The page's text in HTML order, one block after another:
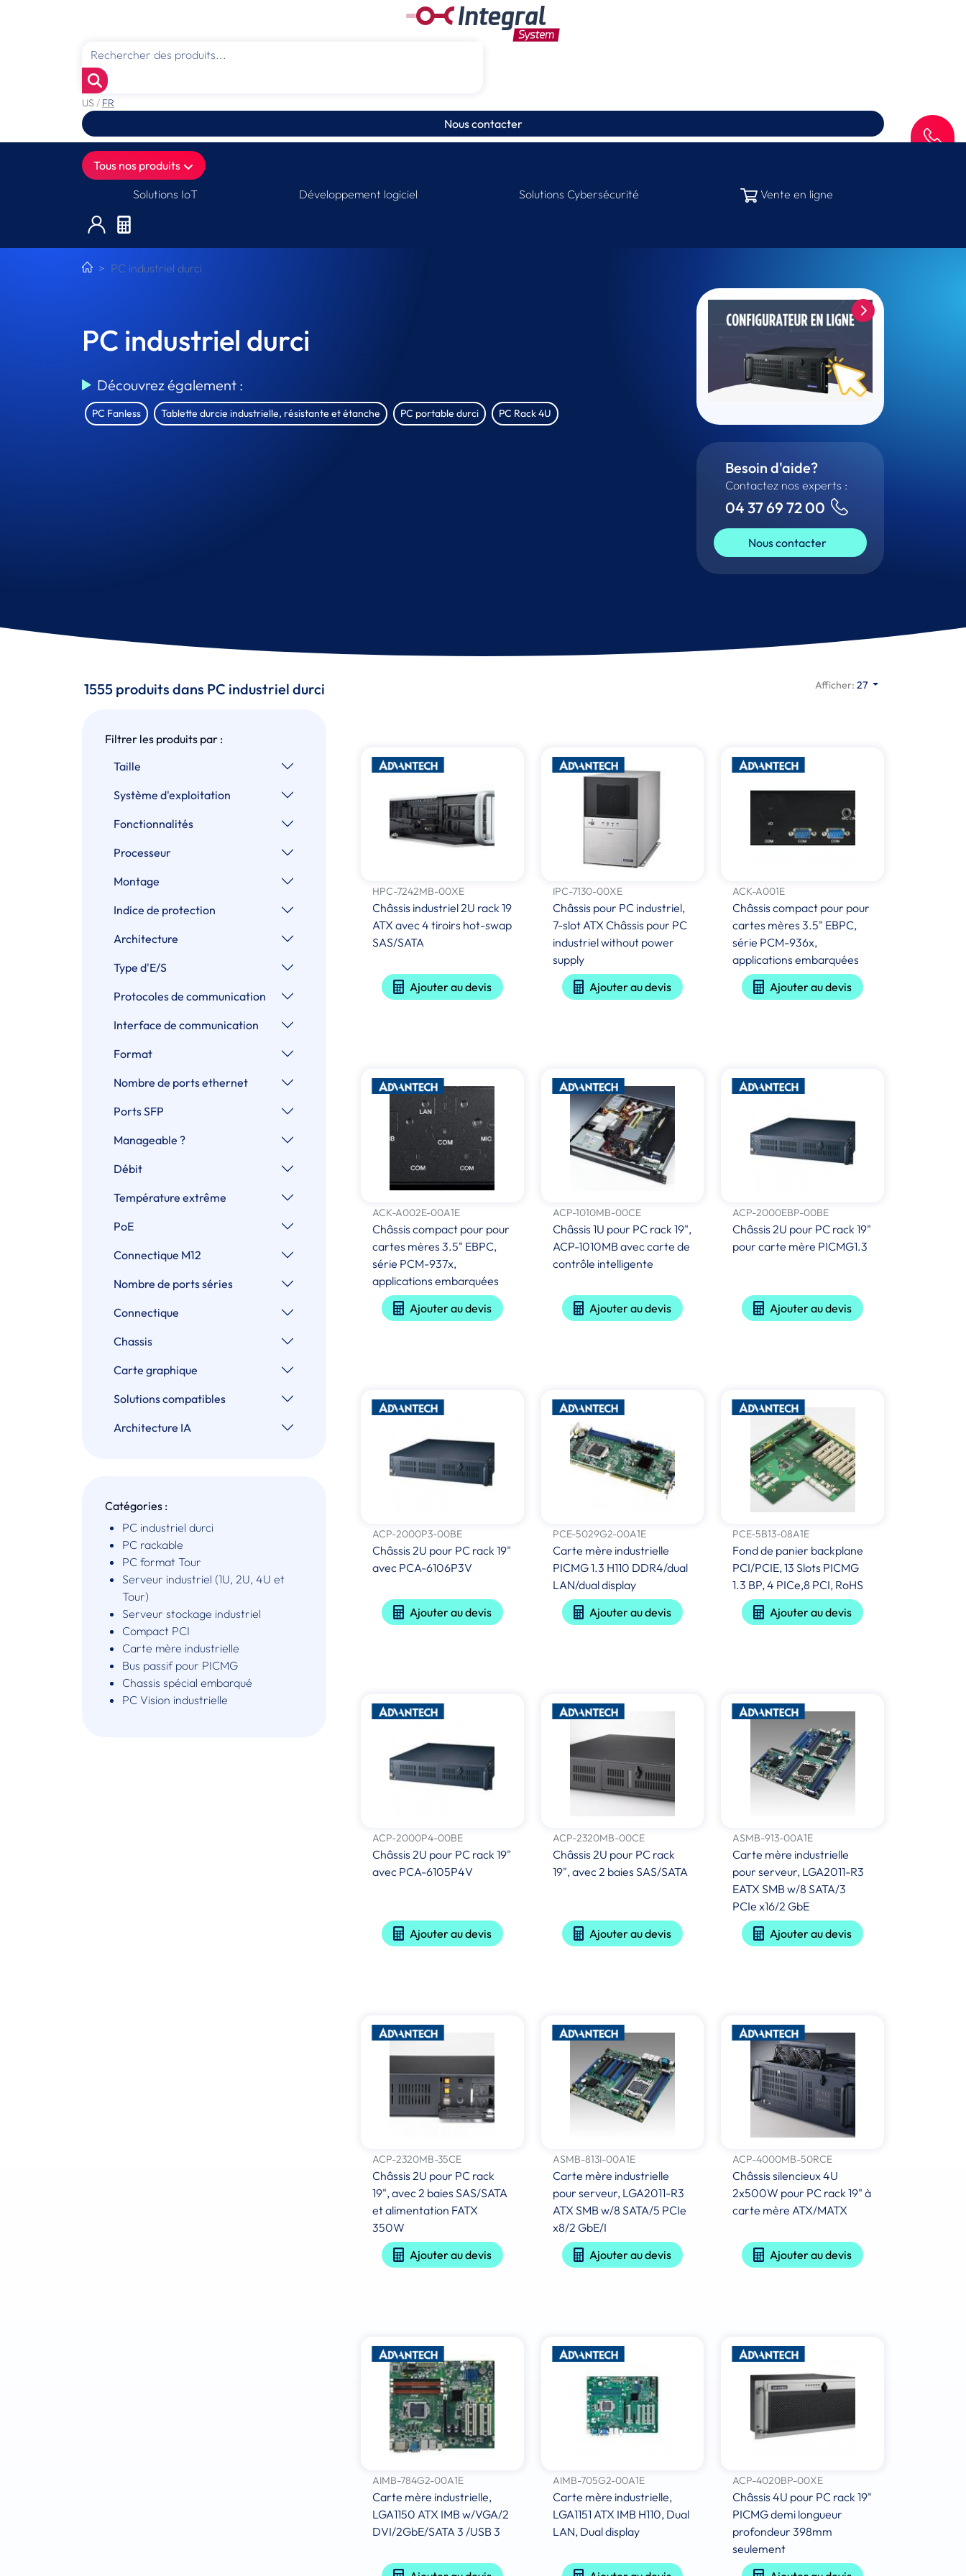
US / FR
Nous contacter
Tous nos produits
Solutions IoT Développement logiciel Solutions Cybersécurité Vente en ligne
PC industriel durci
Besoin d'aide?
Contactez nos experts :
04 37 69 72 00
Nous contacter
PC industriel durci
Découvrez également :
PC Fanless Tablette durcie industrielle, résistante et étanche PC portable durci PC Rack 4U
1555 produits dans PC industriel durci
Filtrer les produits par :
Taille
Système d'exploitation
Fonctionnalités
Processeur
Montage
Indice de protection
Architecture
Type d'E/S
Protocoles de communication
Interface de communication
Format
Nombre de ports ethernet
Ports SFP
Manageable ?
Débit
Température extrême
PoE
Connectique M12
Nombre de ports séries
Connectique
Chassis
Carte graphique
Solutions compatibles
Architecture IA
Catégories :
PC industriel durci
PC rackable
PC format Tour
Serveur industriel (1U, 2U, 4U et
Tour)
Serveur stockage industriel
Compact PCI
Carte mère industrielle
Bus passif pour PICMG
Chassis spécial embarqué
PC Vision industrielle
Afficher:27
HPC-7242MB-00XE
Châssis industriel 2U rack 19
ATX avec 4 tiroirs hot-swap
SAS/SATA
Ajouter au devis
IPC-7130-00XE
Châssis pour PC industriel,
7-slot ATX Châssis pour PC
industriel without power
supply
Ajouter au devis
ACK-A001E
Châssis compact pour pour
cartes mères 3.5" EBPC,
série PCM-936x,
applications embarquées
Ajouter au devis
ACK-A002E-00A1E
Châssis compact pour pour
cartes mères 3.5" EBPC,
série PCM-937x,
applications embarquées
Ajouter au devis
ACP-1010MB-00CE
Châssis 1U pour PC rack 19",
ACP-1010MB avec carte de
contrôle intelligente
Ajouter au devis
ACP-2000EBP-00BE
Châssis 2U pour PC rack 19"
pour carte mère PICMG1.3
Ajouter au devis
ACP-2000P3-00BE
Châssis 2U pour PC rack 19"
avec PCA-6106P3V
Ajouter au devis
PCE-5029G2-00A1E
Carte mère industrielle
PICMG 1.3 H110 DDR4/dual
LAN/dual display
Ajouter au devis
PCE-5B13-08A1E
Fond de panier backplane
PCI/PCIE, 13 Slots PICMG
1.3 BP, 4 PICe,8 PCI, RoHS
Ajouter au devis
ACP-2000P4-00BE
Châssis 2U pour PC rack 19"
avec PCA-6105P4V
Ajouter au devis
ACP-2320MB-00CE
Châssis 2U pour PC rack
19", avec 2 baies SAS/SATA
Ajouter au devis
ASMB-913-00A1E
Carte mère industrielle
pour serveur, LGA2011-R3
EATX SMB w/8 SATA/3
PCIe x16/2 GbE
Ajouter au devis
ACP-2320MB-35CE
Châssis 2U pour PC rack
19", avec 2 baies SAS/SATA
et alimentation FATX
350W
Ajouter au devis
ASMB-813I-00A1E
Carte mère industrielle
pour serveur, LGA2011-R3
ATX SMB w/8 SATA/5 PCIe
x8/2 GbE/I
Ajouter au devis
ACP-4000MB-50RCE
Châssis silencieux 4U
2x500W pour PC rack 19" à
carte mère ATX/MATX
Ajouter au devis
AIMB-784G2-00A1E
Carte mère industrielle,
LGA1150 ATX IMB w/VGA/2
DVI/2GbE/SATA 3 /USB 3
AIMB-705G2-00A1E
Carte mère industrielle,
LGA1151 ATX IMB H110, Dual
LAN, Dual display
ACP-4020BP-00XE
Châssis 4U pour PC rack 19"
PICMG demi longueur
profondeur 398mm
seulement